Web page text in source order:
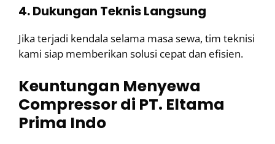
4. Dukungan Teknis Langsung
Jika terjadi kendala selama masa sewa, tim teknisi
kami siap memberikan solusi cepat dan efisien.
Keuntungan Menyewa
Compressor di PT. Eltama
Prima Indo